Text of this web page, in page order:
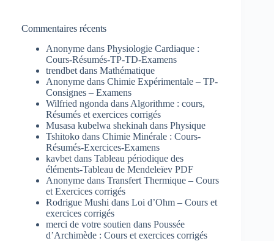
Commentaires récents
Anonyme dans Physiologie Cardiaque :
Cours-Résumés-TP-TD-Examens
trendbet dans Mathématique
Anonyme dans Chimie Expérimentale – TP-
Consignes – Examens
Wilfried ngonda dans Algorithme : cours,
Résumés et exercices corrigés
Musasa kubelwa shekinah dans Physique
Tshitoko dans Chimie Minérale : Cours-
Résumés-Exercices-Examens
kavbet dans Tableau périodique des
éléments-Tableau de Mendeleïev PDF
Anonyme dans Transfert Thermique – Cours
et Exercices corrigés
Rodrigue Mushi dans Loi d’Ohm – Cours et
exercices corrigés
merci de votre soutien dans Poussée
d’Archimède : Cours et exercices corrigés